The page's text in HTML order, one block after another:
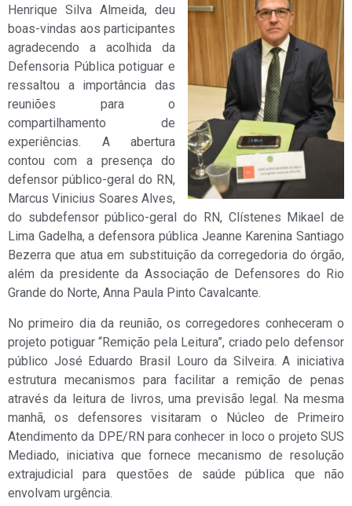
Henrique Silva Almeida, deu
boas-vindas aos participantes
agradecendo a acolhida da
Defensoria Pública potiguar e
ressaltou a importância das
reuniões para o
compartilhamento de
experiências. A abertura
contou com a presença do
defensor público-geral do RN,
Marcus Vinicius Soares Alves,
do subdefensor público-geral do RN, Clístenes Mikael de
Lima Gadelha, a defensora pública Jeanne Karenina Santiago
Bezerra que atua em substituição da corregedoria do órgão,
além da presidente da Associação de Defensores do Rio
Grande do Norte, Anna Paula Pinto Cavalcante.
No primeiro dia da reunião, os corregedores conheceram o
projeto potiguar “Remição pela Leitura”, criado pelo defensor
público José Eduardo Brasil Louro da Silveira. A iniciativa
estrutura mecanismos para facilitar a remição de penas
através da leitura de livros, uma previsão legal. Na mesma
manhã, os defensores visitaram o Núcleo de Primeiro
Atendimento da DPE/RN para conhecer in loco o projeto SUS
Mediado, iniciativa que fornece mecanismo de resolução
extrajudicial para questões de saúde pública que não
envolvam urgência.